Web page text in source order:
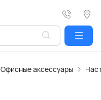
Офисные аксессуары